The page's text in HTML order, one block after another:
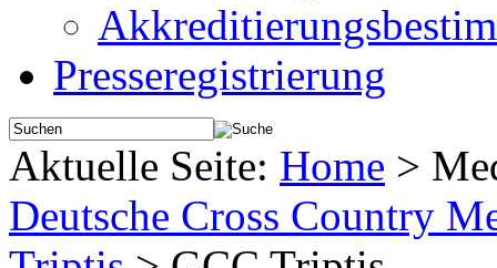
Presseregistrierung
Aktuelle Seite: Home >
Deutsche Cross Country